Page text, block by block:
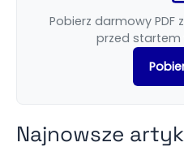
Pobierz darmowy PDF
przed startem
Najnowsze